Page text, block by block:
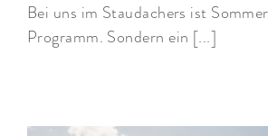
Bei uns im Staudachers ist
Programm. Sondern ein [...]